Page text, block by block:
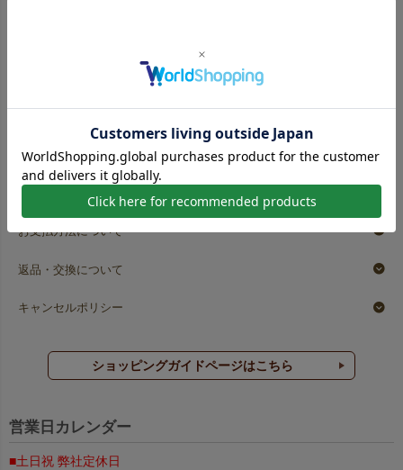
細長いパッケージに対応する袋として、さまざまなシーンで
活躍します。
おもちゃ（プラレールな
ど）のラッピングに
包丁箱のラッピングに
ボトルのラッピングに
本）
ショッピングガイド
お支払方法について
返品・交換について
キャンセルポリシー
ショッピングガイドページはこちら
営業日カレンダー
■土日祝 弊社定休日